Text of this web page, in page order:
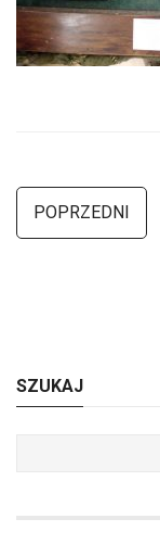
POPRZEDNI
SZUKAJ